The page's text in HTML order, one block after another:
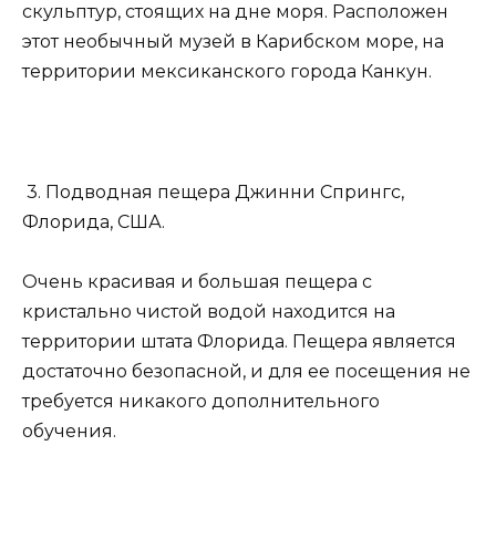
скульптур, стоящих на дне моря. Расположен
этот необычный музей в Карибском море, на
территории мексиканского города Канкун.
3. Подводная пещера Джинни Спрингс,
Флорида, США.
Очень красивая и большая пещера с
кристально чистой водой находится на
территории штата Флорида. Пещера является
достаточно безопасной, и для ее посещения не
требуется никакого дополнительного
обучения.